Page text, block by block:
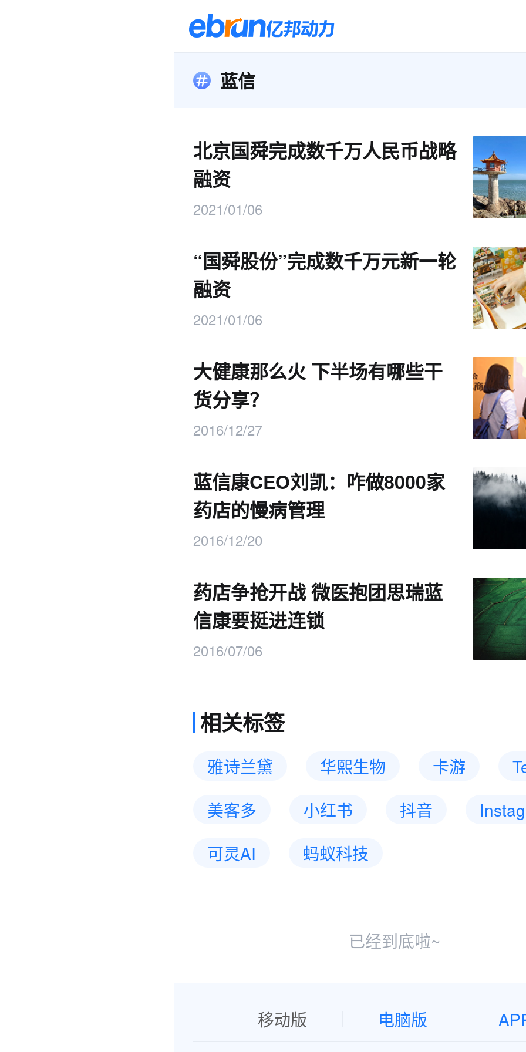
蓝信
北京国舜完成数千万人民币战略
融资
2021/01/06
“国舜股份”完成数千万元新一轮
融资
2021/01/06
大健康那么火 下半场有哪些干
货分享？
2016/12/27
蓝信康CEO刘凯：咋做8000家
药店的慢病管理
2016/12/20
药店争抢开战 微医抱团思瑞蓝
信康要挺进连锁
2016/07/06
相关标签
雅诗兰黛 华熙生物 卡游
美客多
小红书 抖音
可灵AI
蚂蚁科技
已经到底啦~
移动版 电脑版